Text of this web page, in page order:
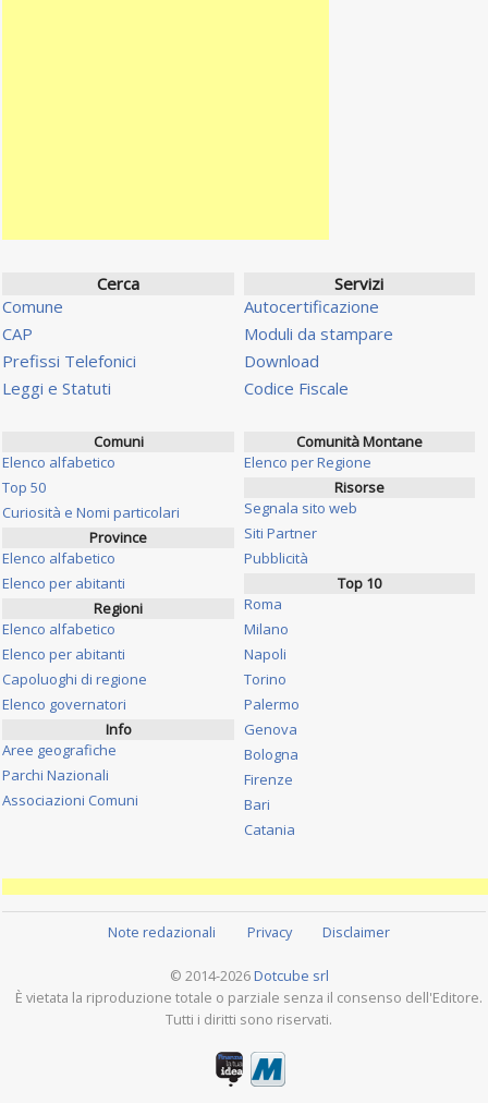
Cerca
Comune
CAP
Prefissi Telefonici
Leggi e Statuti
Servizi
Autocertificazione
Moduli da stampare
Download
Codice Fiscale
Comuni
Elenco alfabetico
Top 50
Curiosità e Nomi particolari
Province
Elenco alfabetico
Elenco per abitanti
Regioni
Elenco alfabetico
Elenco per abitanti
Capoluoghi di regione
Elenco governatori
Info
Aree geografiche
Parchi Nazionali
Associazioni Comuni
Comunità Montane
Elenco per Regione
Risorse
Segnala sito web
Siti Partner
Pubblicità
Top 10
Roma
Milano
Napoli
Torino
Palermo
Genova
Bologna
Firenze
Bari
Catania
Note redazionali Privacy Disclaimer
© 2014-2026 Dotcube srl
È vietata la riproduzione totale o parziale senza il consenso dell'Editore.
Tutti i diritti sono riservati.